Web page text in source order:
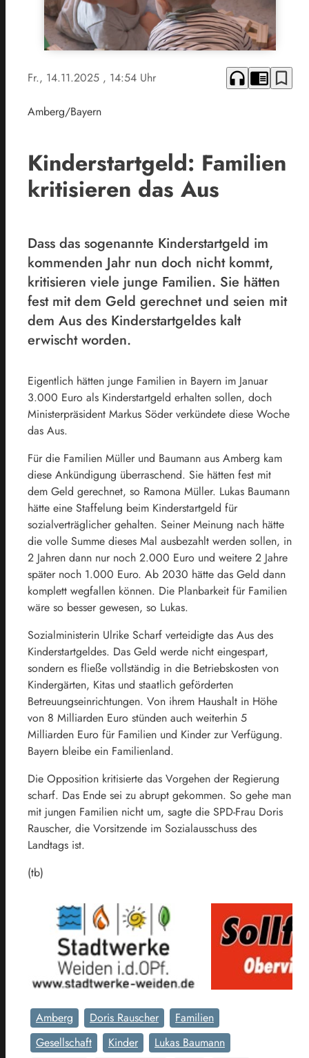
Fr., 14.11.2025 , 14:54 Uhr headphones chrome_reader_mode bookmark_border
Amberg/Bayern
Kinderstartgeld: Familien
kritisieren das Aus
Dass das sogenannte Kinderstartgeld im
kommenden Jahr nun doch nicht kommt,
kritisieren viele junge Familien. Sie hätten
fest mit dem Geld gerechnet und seien mit
dem Aus des Kinderstartgeldes kalt
erwischt worden.
Eigentlich hätten junge Familien in Bayern im Januar
3.000 Euro als Kinderstartgeld erhalten sollen, doch
Ministerpräsident Markus Söder verkündete diese Woche
das Aus.
Für die Familien Müller und Baumann aus Amberg kam
diese Ankündigung überraschend. Sie hätten fest mit
dem Geld gerechnet, so Ramona Müller. Lukas Baumann
hätte eine Staffelung beim Kinderstartgeld für
sozialverträglicher gehalten. Seiner Meinung nach hätte
die volle Summe dieses Mal ausbezahlt werden sollen, in
2 Jahren dann nur noch 2.000 Euro und weitere 2 Jahre
später noch 1.000 Euro. Ab 2030 hätte das Geld dann
komplett wegfallen können. Die Planbarkeit für Familien
wäre so besser gewesen, so Lukas.
Sozialministerin Ulrike Scharf verteidigte das Aus des
Kinderstartgeldes. Das Geld werde nicht eingespart,
sondern es fließe vollständig in die Betriebskosten von
Kindergärten, Kitas und staatlich geförderten
Betreuungseinrichtungen. Von ihrem Haushalt in Höhe
von 8 Milliarden Euro stünden auch weiterhin 5
Milliarden Euro für Familien und Kinder zur Verfügung.
Bayern bleibe ein Familienland.
Die Opposition kritisierte das Vorgehen der Regierung
scharf. Das Ende sei zu abrupt gekommen. So gehe man
mit jungen Familien nicht um, sagte die SPD-Frau Doris
Rauscher, die Vorsitzende im Sozialausschuss des
Landtags ist.
(tb)
Amberg Doris Rauscher
Familien
Gesellschaft
Kinder
Lukas Baumann